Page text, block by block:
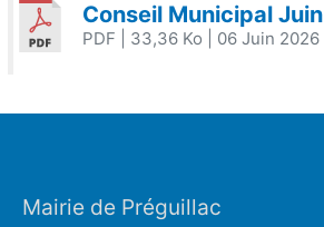
Conseil Municipal Juin
PDF | 33,36 Ko | 06 Juin 2026
Mairie de Préguillac